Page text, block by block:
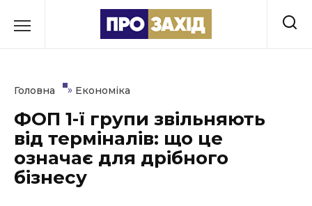
до
Культура
Освіта
Головна » Економіка
ФОП 1-ї групи звільняють
від терміналів: що це
означає для дрібного
бізнесу